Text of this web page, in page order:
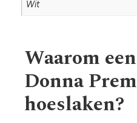
Waarom
Donna
hoeslaken?
Wit